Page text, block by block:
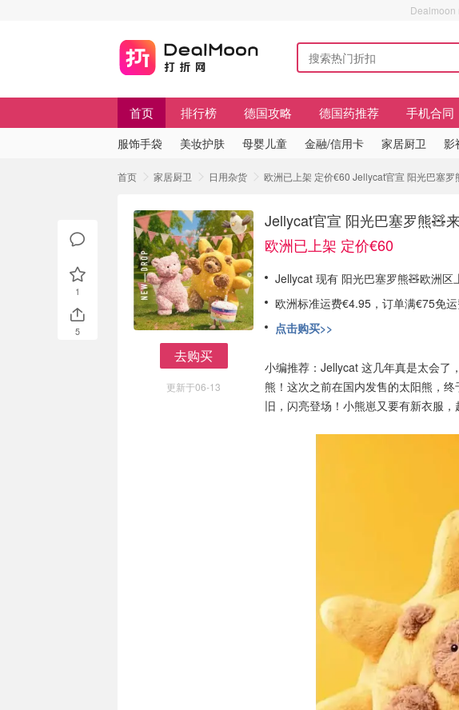
Dealmoon
首页 排行榜 德国攻略 德国药推荐 手机合同
服饰手袋 美妆护肤 母婴儿童 金融/信用卡 家居厨卫 影
首页 家居厨卫 日用杂货 欧洲已上架 定价€60 Jellycat官宣 阳光巴塞罗
去购买
更新于06-13
Jellycat官宣 阳光巴塞罗熊🧸
欧洲已上架 定价€60
Jellycat 现有 阳光巴塞罗熊🧸欧洲
欧洲标准运费€4.95，订单满€75免
点击购买>>
小编推荐：Jellycat 这几年真是太会了
熊！这次之前在国内发售的太阳熊，
旧，闪亮登场！小熊崽又要有新衣服，
1
5